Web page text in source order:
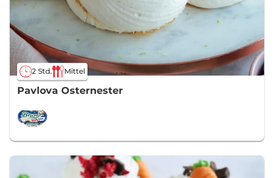
2 Std. Mittel
Pavlova Osternester